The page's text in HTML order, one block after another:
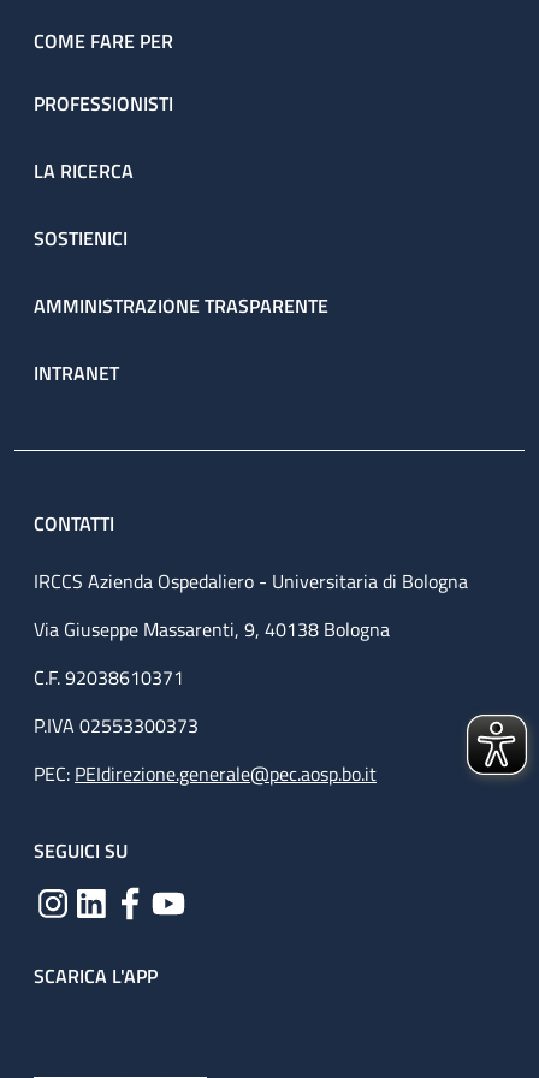
attraverso il percorso ambulatoriale complesso (PAC).
COME FARE PER
PROFESSIONISTI
LA RICERCA
SOSTIENICI
AMMINISTRAZIONE TRASPARENTE
INTRANET
CONTATTI
IRCCS Azienda Ospedaliero - Universitaria di Bologna
Via Giuseppe Massarenti, 9, 40138 Bologna
C.F. 92038610371
P.IVA 02553300373
PEC: PEIdirezione.generale@pec.aosp.bo.it
SEGUICI SU
SCARICA L'APP